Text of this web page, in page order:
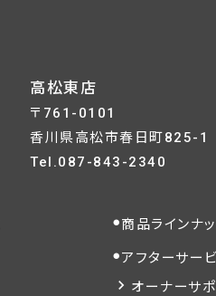
高松東店
〒761-0101
香川県高松市春日町825-1
Tel.087-843-2340
商品ラインナ
アフターサー
オーナーサ